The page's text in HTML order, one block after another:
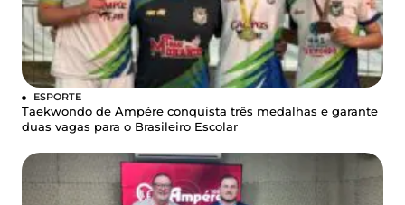
ESPORTE
Taekwondo de Ampére conquista três medalhas e garante
duas vagas para o Brasileiro Escolar